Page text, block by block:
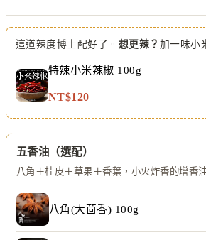
這道辣度博士配好了。 想更辣？ 加一味小
特辣小米辣椒 100g
NT$120
五香油 （選配）
八角＋桂皮＋草果＋香葉，小火炸香的增香
八角(大茴香) 100g